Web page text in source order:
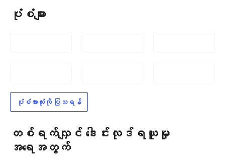
ပုံစံများ
ပုံစံအားလုံးကို ပြသရန်
တစ်ရက်လျှင် ဒေါင်းလုဒ်ရယူမှု
အရေအတွက်